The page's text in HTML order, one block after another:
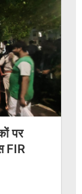
पर
FIR